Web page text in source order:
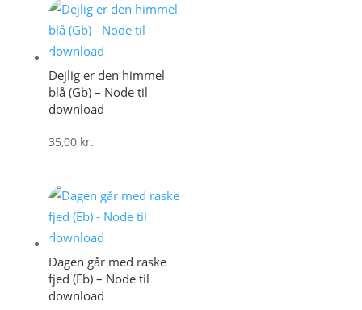
Dejlig er den himmel
blå (Gb) – Node til
download
35,00 kr.
Dagen går med raske
fjed (Eb) – Node til
download